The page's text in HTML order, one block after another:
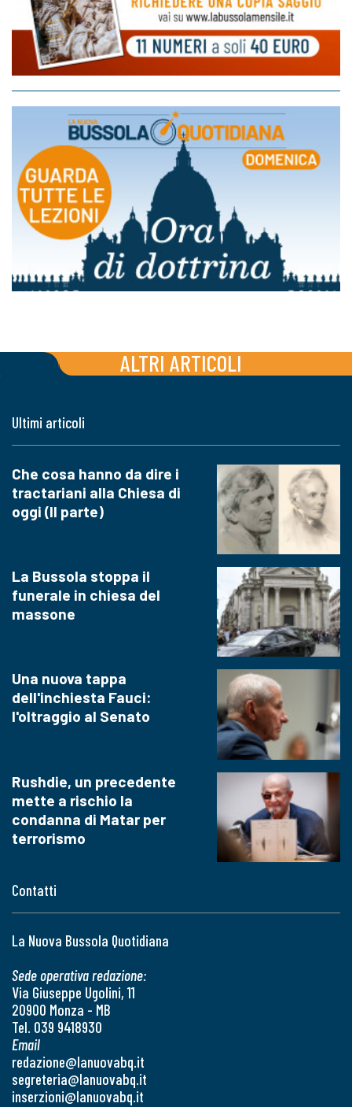
ALTRI ARTICOLI
Contatti
La Nuova Bussola Quotidiana
Sede operativa redazione:
Via Giuseppe Ugolini, 11
20900 Monza - MB
Tel. 039 9418930
Email
redazione@lanuovabq.it
segreteria@lanuovabq.it
inserzioni@lanuovabq.it
Ultimi articoli
Che cosa hanno da dire i
tractariani alla Chiesa di
oggi (II parte)
La Bussola stoppa il
funerale in chiesa del
massone
Una nuova tappa
dell'inchiesta Fauci:
l'oltraggio al Senato
Rushdie, un precedente
mette a rischio la
condanna di Matar per
terrorismo